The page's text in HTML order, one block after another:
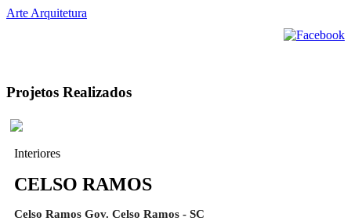
Arte Arquitetura
Projetos Realizados
Interiores
CELSO RAMOS
Celso Ramos Gov. Celso Ramos - SC